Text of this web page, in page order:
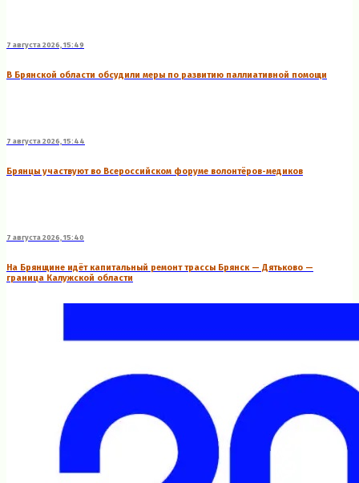
7 августа 2026, 15:49
В Брянской области обсудили меры по развитию паллиативной помощи
7 августа 2026, 15:44
Брянцы участвуют во Всероссийском форуме волонтёров-медиков
7 августа 2026, 15:40
На Брянщине идёт капитальный ремонт трассы Брянск — Дятьково —
граница Калужской области